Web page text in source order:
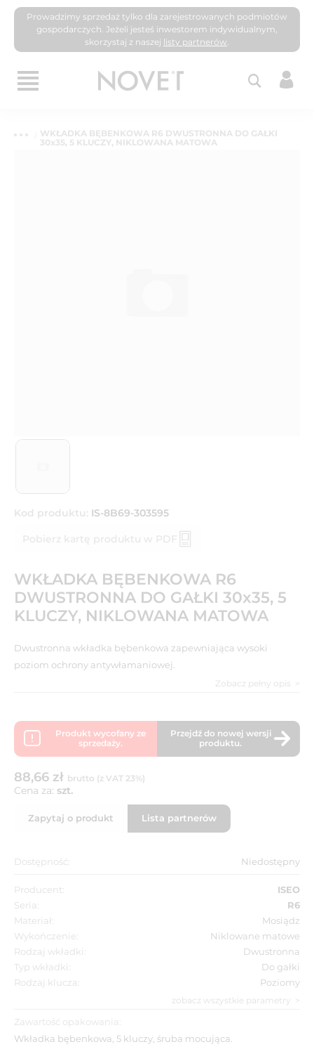
Prowadzimy sprzedaż tylko dla zarejestrowanych podmiotów
gospodarczych. Jeżeli jesteś inwestorem indywidualnym,
skorzystaj z naszej listy partnerów.
WKŁADKA BĘBENKOWA R6 DWUSTRONNA DO GAŁKI
30x35, 5 KLUCZY, NIKLOWANA MATOWA
Kod produktu: IS-8B69-303595
Pobierz kartę produktu w PDF
WKŁADKA BĘBENKOWA R6
DWUSTRONNA DO GAŁKI 30x35, 5
KLUCZY, NIKLOWANA MATOWA
Dwustronna wkładka bębenkowa zapewniająca wysoki
poziom ochrony antywłamaniowej.
Zobacz pełny opis
Produkt wycofany ze
sprzedaży.
Przejdź do nowej wersji
produktu.
88,66 zł brutto (z VAT 23%)
Cena za: szt.
Zapytaj o produkt Lista partnerów
Dostępność: Niedostępny
Producent:
ISEO
Seria:
R6
Materiał:
Mosiądz
Wykończenie:
Niklowane matowe
Rodzaj wkładki:
Dwustronna
Typ wkładki:
Do gałki
Rodzaj klucza:
Poziomy
zobacz wszystkie parametry
Zawartość opakowania:
Wkładka bębenkowa, 5 kluczy, śruba mocująca.